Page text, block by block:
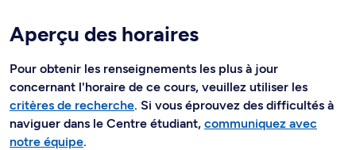
Aperçu des horaires
Pour obtenir les renseignements les plus à jour
concernant l'horaire de ce cours, veuillez utiliser les
critères de recherche. Si vous éprouvez des difficultés à
naviguer dans le Centre étudiant, communiquez avec
notre équipe.